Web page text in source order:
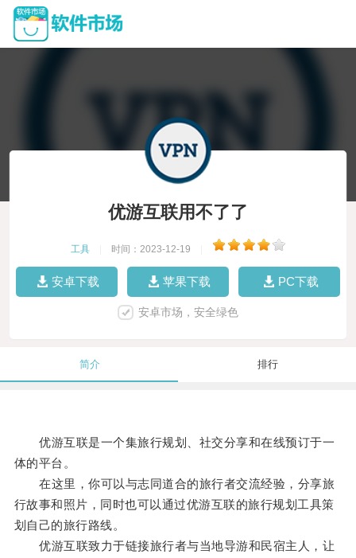
优游互联用不了了
工具 时间：2023-12-19
安卓下载 苹果下载 PC下载
安卓市场，安全绿色
简介 排行
优游互联是一个集旅行规划、社交分享和在线预订于一
体的平台。
在这里，你可以与志同道合的旅行者交流经验，分享旅
行故事和照片，同时也可以通过优游互联的旅行规划工具策
划自己的旅行路线。
优游互联致力于链接旅行者与当地导游和民宿主人，让